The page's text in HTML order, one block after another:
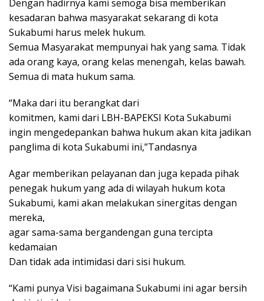
Dengan hadirnya kami semoga bisa memberikan
kesadaran bahwa masyarakat sekarang di kota
Sukabumi harus melek hukum.
Semua Masyarakat mempunyai hak yang sama. Tidak
ada orang kaya, orang kelas menengah, kelas bawah.
Semua di mata hukum sama.
“Maka dari itu berangkat dari
komitmen, kami dari LBH-BAPEKSI Kota Sukabumi
ingin mengedepankan bahwa hukum akan kita jadikan
panglima di kota Sukabumi ini,”Tandasnya
Agar memberikan pelayanan dan juga kepada pihak
penegak hukum yang ada di wilayah hukum kota
Sukabumi, kami akan melakukan sinergitas dengan
mereka,
agar sama-sama bergandengan guna tercipta
kedamaian
Dan tidak ada intimidasi dari sisi hukum.
“Kami punya Visi bagaimana Sukabumi ini agar bersih